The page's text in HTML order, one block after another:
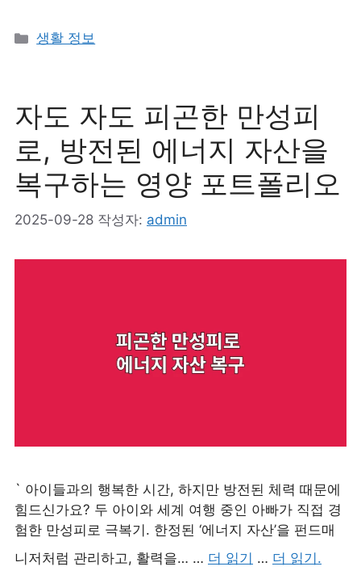
카
생활 정보
자도 자도 피곤한 만성피
로, 방전된 에너지 자산을
복구하는 영양 포트폴리오
2025-09-28 작성자: admin
` 아이들과의 행복한 시간, 하지만 방전된 체력 때문에
힘드신가요? 두 아이와 세계 여행 중인 아빠가 직접 경
험한 만성피로 극복기. 한정된 ‘에너지 자산’을 펀드매
니저처럼 관리하고, 활력을… … 더 읽기 … 더 읽기.